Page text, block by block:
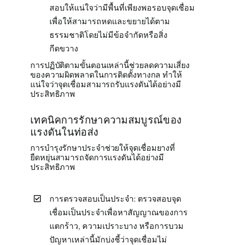
สอบให้แน่ใจว่ามีพื้นที่เพียงพอรอบจุดเชื่อม
เพื่อให้สามารถหดและขยายได้ตาม
ธรรมชาติโดยไม่มีข้อจำกัดหรือสิ่ง
กีดขวาง
การปฏิบัติตามขั้นตอนเหล่านี้ช่วยลดความเสี่ยง
ของความผิดพลาดในการติดตั้งทางกล ทำให้
แน่ใจว่าจุดเชื่อมสามารถรับแรงดันได้อย่างมี
ประสิทธิภาพ
เทคนิคการรักษาความสมบูรณ์ของ
แรงดันในท่อส่ง
การบำรุงรักษาประจำช่วยให้จุดเชื่อมยางที่
ยืดหยุ่นสามารถจัดการแรงดันได้อย่างมี
ประสิทธิภาพ
การตรวจสอบเป็นประจำ: ตรวจสอบจุด
เชื่อมเป็นประจำเพื่อหาสัญญาณของการ
แตกร้าว, ความเปราะบาง หรือการบวม
ปัญหาเหล่านี้มักบ่งชี้ว่าจุดเชื่อมไม่